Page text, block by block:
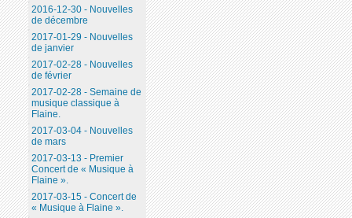
2016-12-30 - Nouvelles
de décembre
2017-01-29 - Nouvelles
de janvier
2017-02-28 - Nouvelles
de février
2017-02-28 - Semaine de
musique classique à
Flaine.
2017-03-04 - Nouvelles
de mars
2017-03-13 - Premier
Concert de « Musique à
Flaine ».
2017-03-15 - Concert de
« Musique à Flaine ».